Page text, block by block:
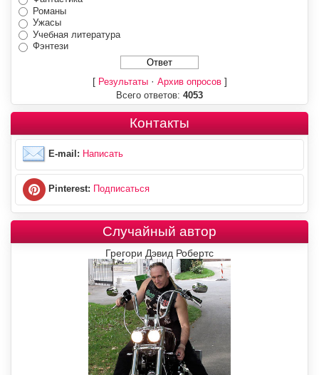
Романы
Ужасы
Учебная литература
Фэнтези
[ Результаты· Архив опросов]
Всего ответов: 4053
Контакты
E-mail: Написать
Pinterest: Подписаться
Случайный автор
Грегори Дэвид Робертс